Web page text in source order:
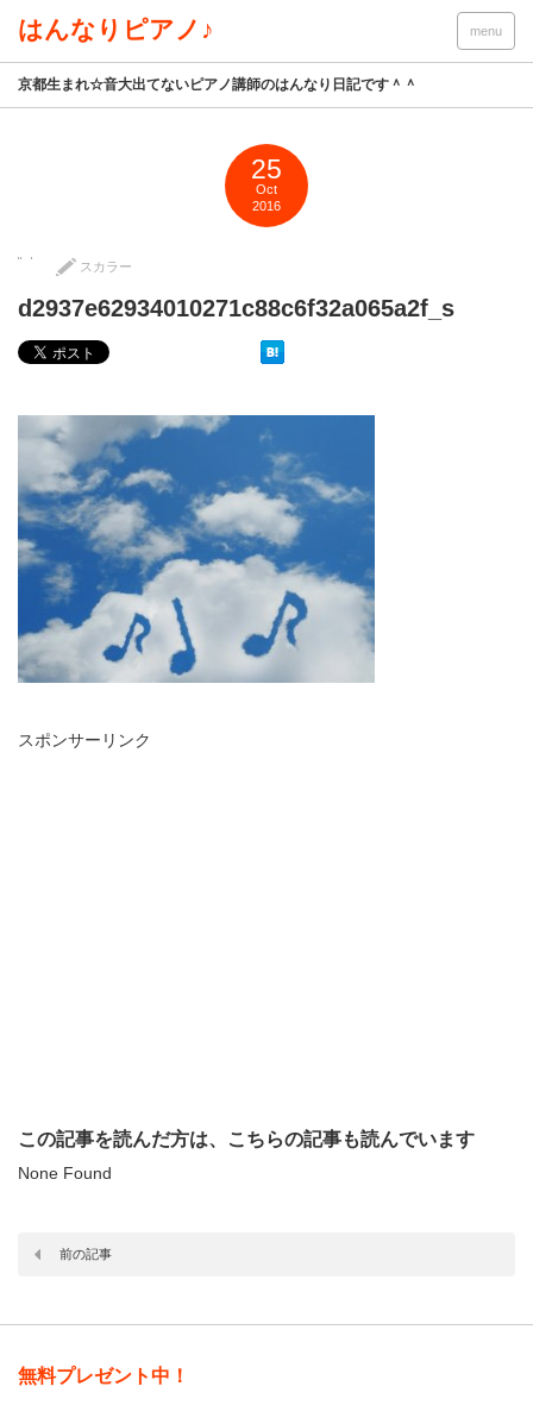
はんなりピアノ♪ menu
京都生まれ☆音大出てないピアノ講師のはんなり日記です＾＾
25
Oct
2016
スカラー
d2937e62934010271c88c6f32a065a2f_s
スポンサーリンク
この記事を読んだ方は、こちらの記事も読んでいます
None Found
前の記事
無料プレゼント中！